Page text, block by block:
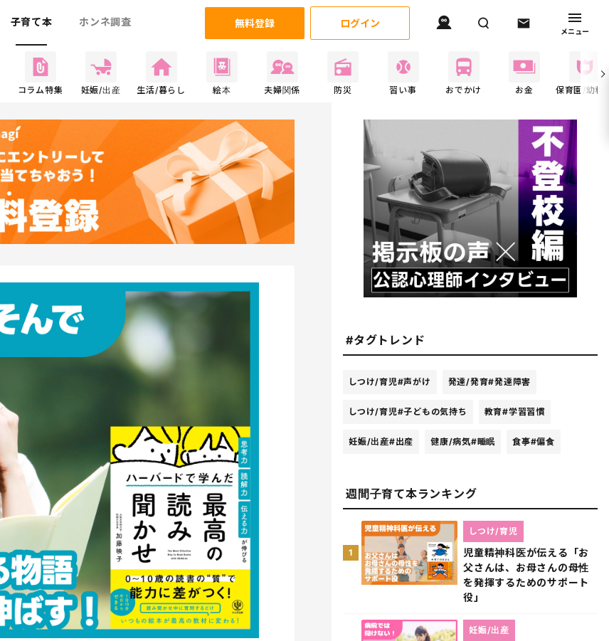
子育て本 ホンネ調査 無料登録 ログイン
メニュー
コラム特集 妊娠/出産 生活/暮らし 絵本 夫婦関係 防災 習い事 おでかけ お金 保育園/幼稚
#タグトレンド
しつけ/育児#声がけ 発達/発育#発達障害
しつけ/育児#子どもの気持ち 教育#学習習慣
妊娠/出産#出産 健康/病気#睡眠 食事#偏食
週間子育て本ランキング
1
児童精神科医が伝える「お
父さんは、お母さんの母性
を発揮するためのサポート
役」
しつけ/育児
妊娠/出産